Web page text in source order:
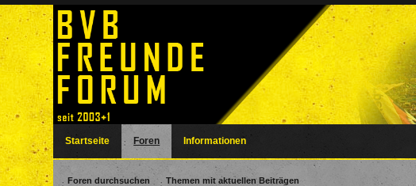
Startseite Foren
Foren durchsuchen Themen mit aktuellen Beiträgen
Informationen